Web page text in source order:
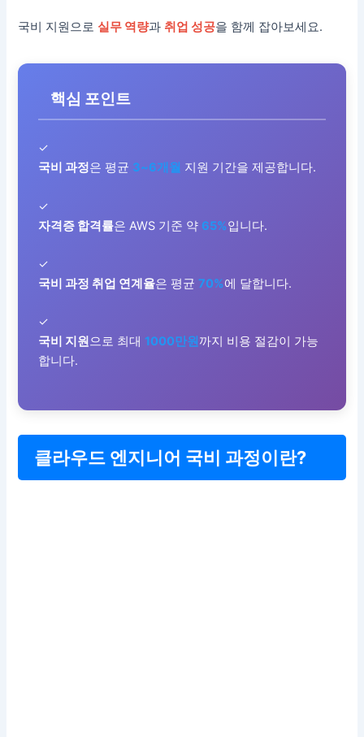
국비 지원으로 실무 역량과 취업 성공을 함께 잡아보세요.
핵심 포인트
✓
국비 과정은 평균 3~6개월 지원 기간을 제공합니다.
✓
자격증 합격률은 AWS 기준 약 65%입니다.
✓
국비 과정 취업 연계율은 평균70%에 달합니다.
✓
국비 지원으로 최대 1000만원까지 비용 절감이 가능
합니다.
클라우드 엔지니어 국비 과정이란?